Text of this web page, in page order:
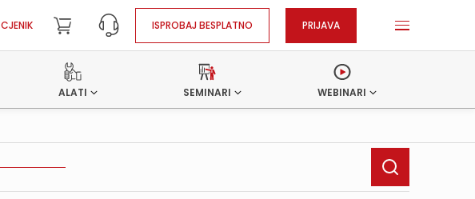
CJENIK ISPROBAJ BESPLATNO PRIJAVA
ALATI SEMINARI WEBINARI